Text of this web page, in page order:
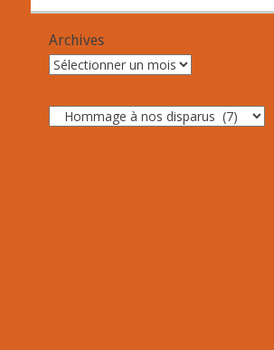
Archives
Archives
Catégories